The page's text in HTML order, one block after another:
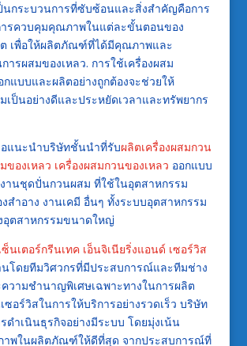
นกระบวนการที่ซับซ้อนและสิ่งสำคัญคือการ
รควบคุมคุณภาพในแต่ละขั้นตอนของ
เพื่อให้ผลิตภัณฑ์ที่ได้มีคุณภาพและ
ารผสมของเหลว. การใช้เครื่องผสม
กแบบและผลิตอย่างถูกต้องจะช่วยให้
เป็นอย่างดีและประหยัดเวลาและทรัพยากร
แนะนำบริษัทชั้นนำที่รับผลิตเครื่องผสมกวน
ของเหลว เครื่องผสมกวนของเหลว ออกแบบ
านชุดปั่นกวนผสม ที่ใช้ในอุตสาหกรรม
งสำอาง งานเคมี อื่นๆ ทั้งระบบอุตสาหกรรม
อุตสาหกรรมขนาดใหญ่
นเตอร์กรีนเทค เอ็นจิเนียริ่งแอนด์ เซอร์วิส
นโดยทีมวิศวกรที่มีประสบการณ์และทีมช่าง
วามชำนาญพิเศษเฉพาะทางในการผลิต
ซอร์วิสในการให้บริการอย่างรวดเร็ว บริษัท
ดำเนินธุรกิจอย่างมีระบบ โดยมุ่งเน้น
าพในผลิตภัณฑ์ให้ดีที่สุด จากประสบการณ์ที่